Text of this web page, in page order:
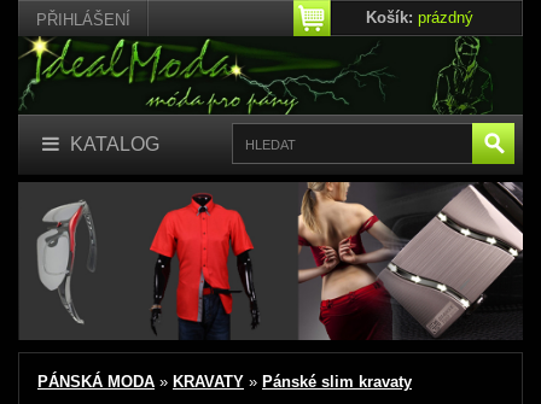
PŘIHLÁŠENÍ Košík: prázdný
KATALOG
PÁNSKÁ MODA » KRAVATY » Pánské slim kravaty